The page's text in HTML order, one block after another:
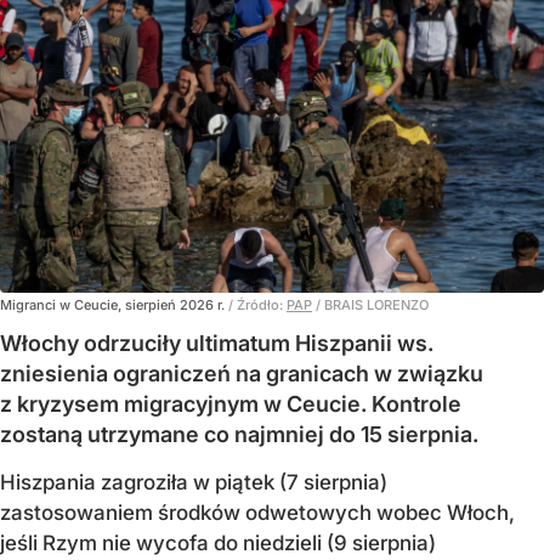
Migranci w Ceucie, sierpień 2026 r. / Źródło: PAP / BRAIS LORENZO
Włochy odrzuciły ultimatum Hiszpanii ws.
zniesienia ograniczeń na granicach w związku
z kryzysem migracyjnym w Ceucie. Kontrole
zostaną utrzymane co najmniej do 15 sierpnia.
Hiszpania zagroziła w piątek (7 sierpnia)
zastosowaniem środków odwetowych wobec Włoch,
jeśli Rzym nie wycofa do niedzieli (9 sierpnia)